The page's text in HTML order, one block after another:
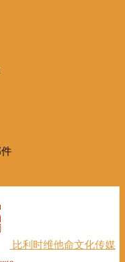
比利时维他命文化传媒